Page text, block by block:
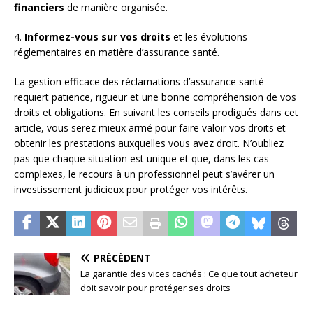
financiers de manière organisée.
4. Informez-vous sur vos droits et les évolutions
réglementaires en matière d’assurance santé.
La gestion efficace des réclamations d’assurance santé
requiert patience, rigueur et une bonne compréhension de vos
droits et obligations. En suivant les conseils prodigués dans cet
article, vous serez mieux armé pour faire valoir vos droits et
obtenir les prestations auxquelles vous avez droit. N’oubliez
pas que chaque situation est unique et que, dans les cas
complexes, le recours à un professionnel peut s’avérer un
investissement judicieux pour protéger vos intérêts.
PRÉCÉDENT
La garantie des vices cachés : Ce que tout acheteur
doit savoir pour protéger ses droits